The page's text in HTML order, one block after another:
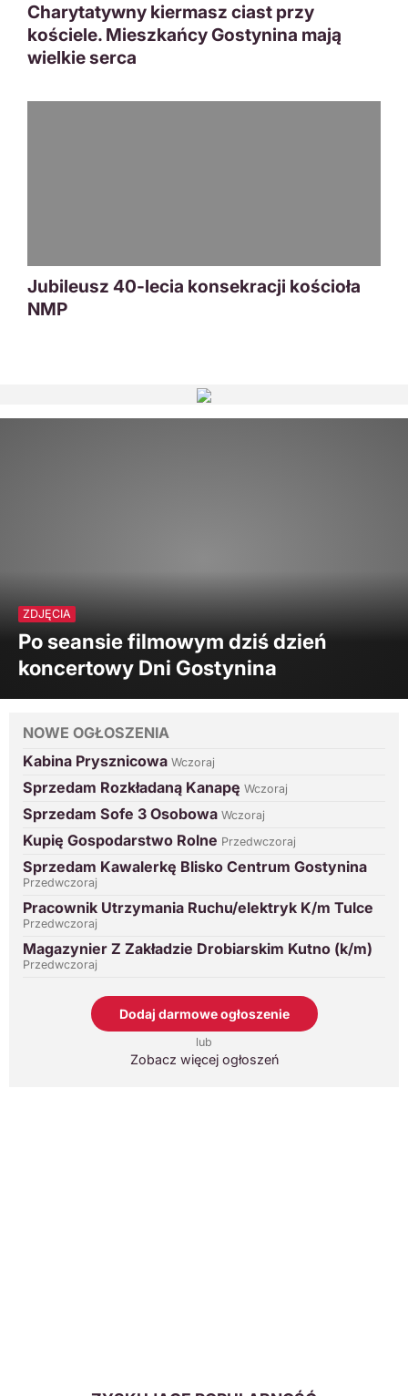
Charytatywny kiermasz ciast przy
kościele. Mieszkańcy Gostynina mają
wielkie serca
Jubileusz 40-lecia konsekracji kościoła
NMP
ZDJĘCIA
Po seansie filmowym dziś dzień
koncertowy Dni Gostynina
NOWE OGŁOSZENIA
Kabina Prysznicowa Wczoraj
Sprzedam Rozkładaną Kanapę Wczoraj
Sprzedam Sofe 3 Osobowa Wczoraj
Kupię Gospodarstwo Rolne Przedwczoraj
Sprzedam Kawalerkę Blisko Centrum Gostynina
Przedwczoraj
Pracownik Utrzymania Ruchu/elektryk K/m Tulce
Przedwczoraj
Magazynier Z Zakładzie Drobiarskim Kutno (k/m)
Przedwczoraj
Dodaj darmowe ogłoszenie
lub
Zobacz więcej ogłoszeń